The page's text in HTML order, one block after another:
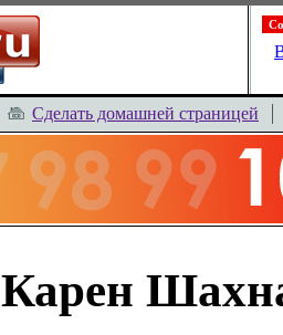
Сделать домашней страницей
Карен